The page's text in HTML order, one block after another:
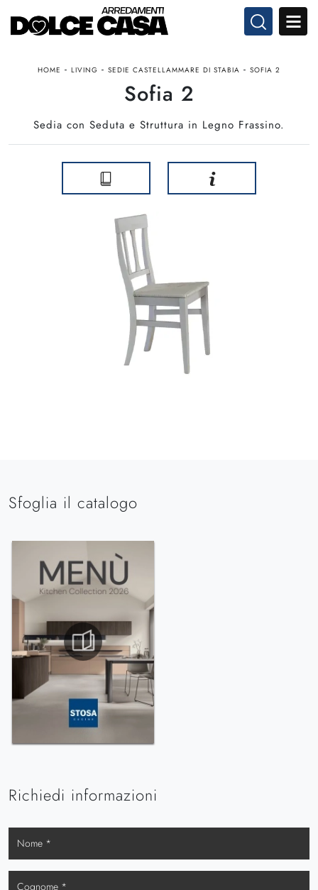
HOME - LIVING - SEDIE CASTELLAMMARE DI STABIA - SOFIA 2
Sofia 2
Sedia con Seduta e Struttura in Legno Frassino.
Sfoglia il catalogo
Richiedi informazioni